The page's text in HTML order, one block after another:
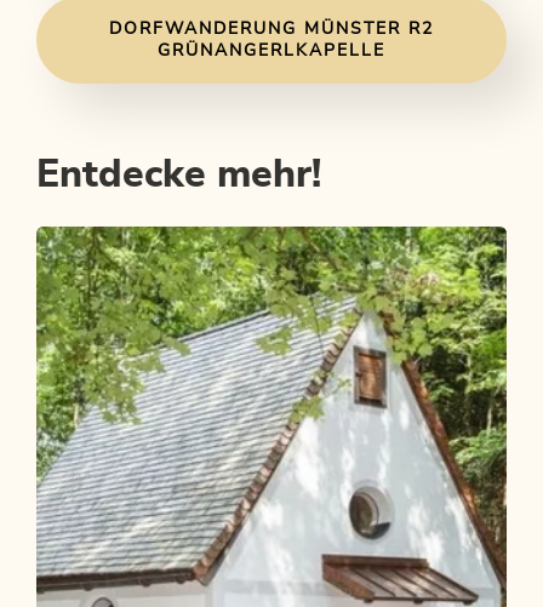
DORFWANDERUNG MÜNSTER R2
GRÜNANGERLKAPELLE
Entdecke mehr!